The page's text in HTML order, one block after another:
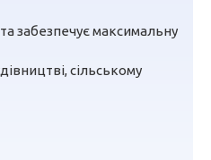
забезпечує максимальну
сільському